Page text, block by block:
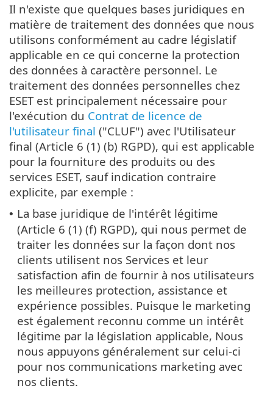
Il n'existe que quelques bases juridiques en
matière de traitement des données que nous
utilisons conformément au cadre législatif
applicable en ce qui concerne la protection
des données à caractère personnel. Le
traitement des données personnelles chez
ESET est principalement nécessaire pour
l'exécution du Contrat de licence de
l'utilisateur final ("CLUF") avec l'Utilisateur
final (Article 6 (1) (b) RGPD), qui est applicable
pour la fourniture des produits ou des
services ESET, sauf indication contraire
explicite, par exemple :
• La base juridique de l'intérêt légitime
(Article 6 (1) (f) RGPD), qui nous permet de
traiter les données sur la façon dont nos
clients utilisent nos Services et leur
satisfaction afin de fournir à nos utilisateurs
les meilleures protection, assistance et
expérience possibles. Puisque le marketing
est également reconnu comme un intérêt
légitime par la législation applicable, Nous
nous appuyons généralement sur celui-ci
pour nos communications marketing avec
nos clients.